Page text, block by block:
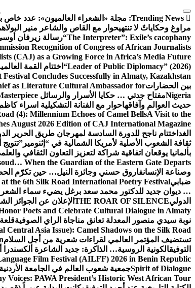
التجاوز
إلى
المحتوى
مجلة «الشعراء العالميون»: عدد خاص
مراوغ وحكاياتٌ لا تنتهيحوار مع القاص والشاعر منير
“The Interpreter”: Exile’s cacophanyرسالة زيرفان
Recognition of Congress of African Journalists
(CAJ) as a Growing Force in Africa’s Media Future
“Leader of Public Diplomacy” (2026) اختتام القمة
Concludes Successfully in Almaty, Kazakhstan
بين الحضاراتas Literature Cultural Ambassador for
Nigeriaمفتاح جدتي … حكايا الأسرار والرسائل
حديث العوالم وآفاقهاحوار مع الفنانة التشكيلية اسراء
(4): Millennium Echoes of Camel BellsA Visit to the
August 2026 Edition of CAJ International Magazine
الغد اختتام ناجح للدورة السادسة لمهرجان طريق الحرير
ثقافة الشعوب الأصلية لأمريكا الشمالية في “إثنومير”
بألمانيا يوقعان اتفاقية شراكة لتعزيز التعاون الثقافي
When the Guardian of the Eastern Gate Departs
وصناعة الإنسانفاروق حسني وجائزة النيل… حين تكرّم
ضبابيthe 6th Silk Road International Poetry Festival
… ديوان جديد للدكتور محمد سعد برغل يضيء سماء الشعر
الدوليTHE ROAR OF SILENCE الإعلان عن الجوائز
Poets and Celebrate Cultural Dialogue in Almaty
نوبة سيدي منصور المعدلة تعانق مناجاة الراي الصوفية
Central Asia Issue): Camel Shadows on the Silk Road
تستضيف المؤتمر العالمي لقراءات شعرية من أجل السلام
التوفيقالكونية الروسية… الذاكرة: جديد الشاعرة ألكسندرا
Film Festival (AILFF) 2026 in Benin Republic.
Spirit of Dialogueجمعية شعوب العالم في الجامعة الأردنية:
Voices: PAWA President’s Historic West African Tour